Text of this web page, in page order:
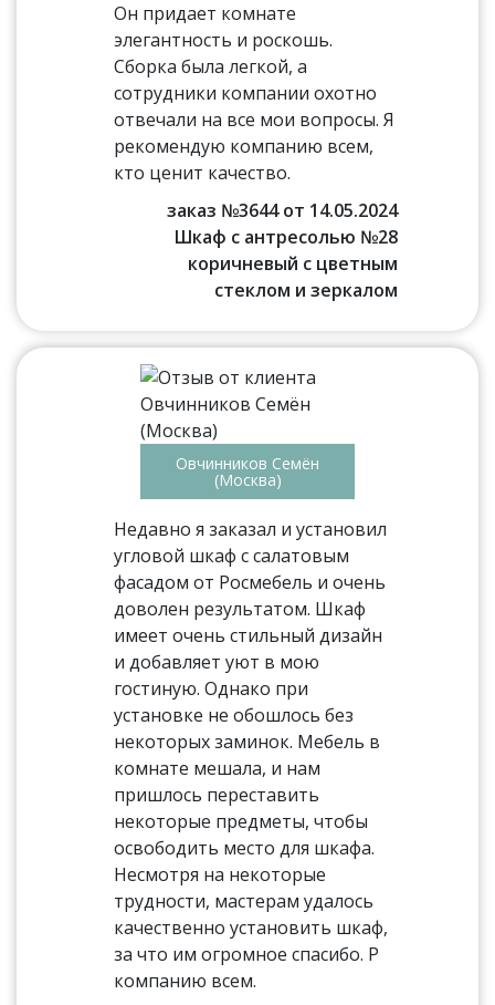
Он придает комнате
элегантность и роскошь.
Сборка была легкой, а
сотрудники компании охотно
отвечали на все мои вопросы. Я
рекомендую компанию всем,
кто ценит качество.
заказ №3644 от 14.05.2024
Шкаф с антресолью №28
коричневый с цветным
стеклом и зеркалом
Овчинников Семён
(Москва)
Недавно я заказал и установил
угловой шкаф с салатовым
фасадом от Росмебель и очень
доволен результатом. Шкаф
имеет очень стильный дизайн
и добавляет уют в мою
гостиную. Однако при
установке не обошлось без
некоторых заминок. Мебель в
комнате мешала, и нам
пришлось переставить
некоторые предметы, чтобы
освободить место для шкафа.
Несмотря на некоторые
трудности, мастерам удалось
качественно установить шкаф,
за что им огромное спасибо. Р
компанию всем.